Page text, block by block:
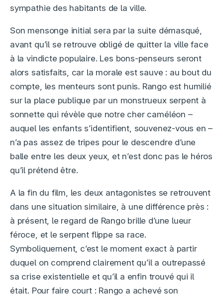
sympathie des habitants de la ville.
Son mensonge initial sera par la suite démasqué,
avant qu’il se retrouve obligé de quitter la ville face
à la vindicte populaire. Les bons-penseurs seront
alors satisfaits, car la morale est sauve : au bout du
compte, les menteurs sont punis. Rango est humilié
sur la place publique par un monstrueux serpent à
sonnette qui révèle que notre cher caméléon –
auquel les enfants s’identifient, souvenez-vous en –
n’a pas assez de tripes pour le descendre d’une
balle entre les deux yeux, et n’est donc pas le héros
qu’il prétend être.
A la fin du film, les deux antagonistes se retrouvent
dans une situation similaire, à une différence près :
à présent, le regard de Rango brille d’une lueur
féroce, et le serpent flippe sa race.
Symboliquement, c’est le moment exact à partir
duquel on comprend clairement qu’il a outrepassé
sa crise existentielle et qu’il a enfin trouvé qui il
était. Pour faire court : Rango a achevé son